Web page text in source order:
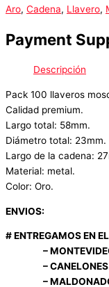
Aro, Cadena, Llavero,
Payment
Descripción
Pack 100 llaveros
Calidad premium.
Largo total: 58mm.
Diámetro total: 23mm.
Largo de la cadena:
Material: metal.
Color: Oro.
ENVIOS:
# ENTREGAMOS EN
–
–
–